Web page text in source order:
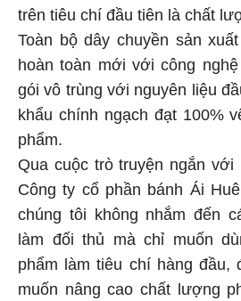
trên tiêu chí đầu tiên là chất
Toàn bộ dây chuyền sản
hoàn toàn mới với công
gói vô trùng với nguyên liệu
khẩu chính ngạch đạt 100%
phẩm.
Qua cuộc trò truyện ngắn
Công ty cổ phần bánh Ái
chúng tôi không nhắm đến
làm đối thủ mà chỉ muốn
phẩm làm tiêu chí hàng đầu,
muốn nâng cao chất lượng